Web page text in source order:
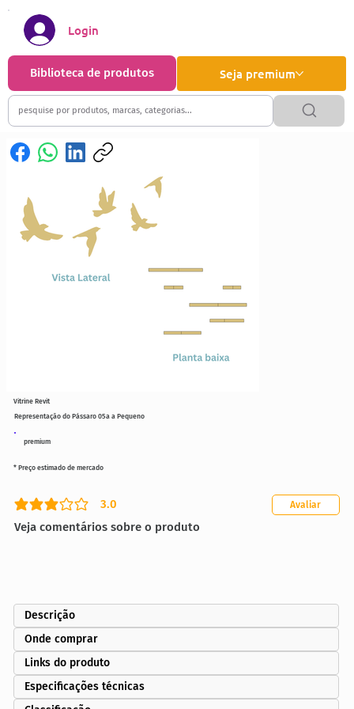
Seja premium
Biblioteca de produtos
Login
premium
Representação do Pássaro 05a a Pequeno
3.0
classificação média é 3 de 5
Veja comentários sobre o produto
Avaliar
* Preço estimado de mercado
Vitrine Revit
Descrição
Onde comprar
Links do produto
Especificações técnicas